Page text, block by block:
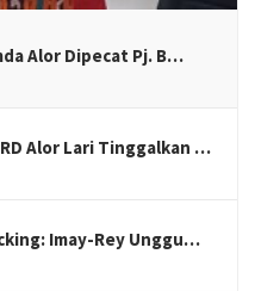
Alor Dipecat Pj. B…
Alor Lari Tinggalkan …
Imay-Rey Unggu…